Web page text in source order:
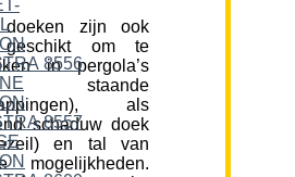
doeken zijn ook
om te
in pergola’s
staande
als
schaduw doek
en tal van
mogelijkheden.